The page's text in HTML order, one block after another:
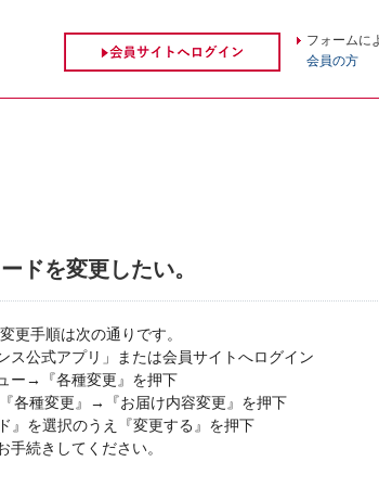
フォームに
会員の方
ドを変更したい。
更手順は次の通りです。
ス公式アプリ」または会員サイトへログイン
ー→『各種変更』を押下
各種変更』→『お届け内容変更』を押下
』を選択のうえ『変更する』を押下
手続きしてください。